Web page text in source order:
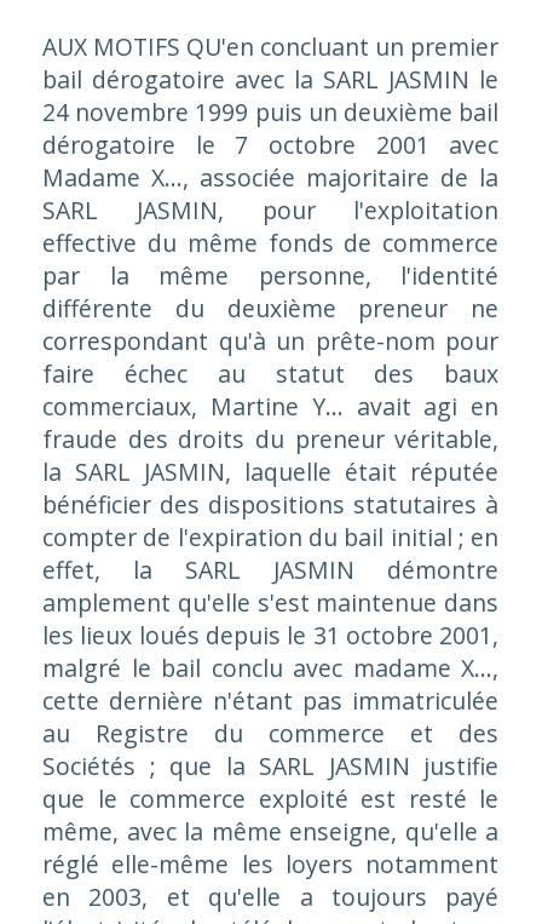
AUX MOTIFS QU'en concluant un premier
bail dérogatoire avec la SARL JASMIN le
24 novembre 1999 puis un deuxième bail
dérogatoire le 7 octobre 2001 avec
Madame X..., associée majoritaire de la
SARL JASMIN, pour l'exploitation
effective du même fonds de commerce
par la même personne, l'identité
différente du deuxième preneur ne
correspondant qu'à un prête-nom pour
faire échec au statut des baux
commerciaux, Martine Y... avait agi en
fraude des droits du preneur véritable,
la SARL JASMIN, laquelle était réputée
bénéficier des dispositions statutaires à
compter de l'expiration du bail initial ; en
effet, la SARL JASMIN démontre
amplement qu'elle s'est maintenue dans
les lieux loués depuis le 31 octobre 2001,
malgré le bail conclu avec madame X...,
cette dernière n'étant pas immatriculée
au Registre du commerce et des
Sociétés ; que la SARL JASMIN justifie
que le commerce exploité est resté le
même, avec la même enseigne, qu'elle a
réglé elle-même les loyers notamment
en 2003, et qu'elle a toujours payé